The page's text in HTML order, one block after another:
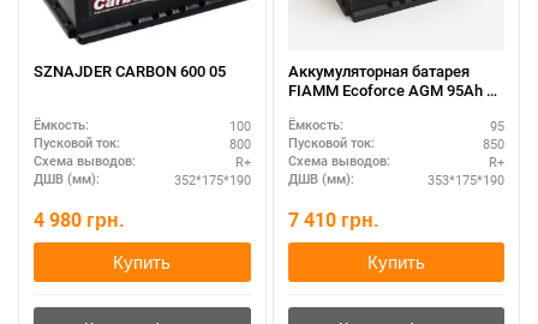
SZNAJDER CARBON 600 05
Ёмкость: 100
Пусковой ток: 800
Схема выводов: R+
ДШВ (мм): 352*175*190
4 980 грн.
Купить
Аккумуляторная батарея
FIAMM Ecoforce AGM 95Ah R+
Ёмкость: 95
Пусковой ток: 850
Схема выводов: R+
ДШВ (мм): 353*175*190
7 410 грн.
Купить